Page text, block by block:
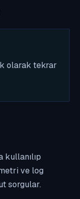
olarak tekrar
kullanılıp
ve log
sorgular.